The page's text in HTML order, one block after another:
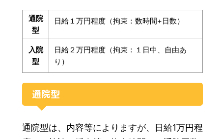
通院
型
日給１万円程度（拘束：数時間+日数）
入院
型
日給２万円程度（拘束：１日中、自由あ
り）
通院型
通院型は、内容等によりますが、日給1万円程